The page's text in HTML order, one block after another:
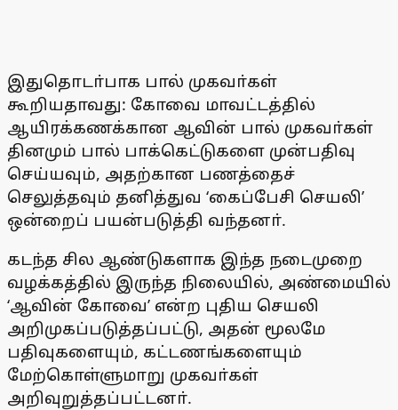
இதுதொடா்பாக பால் முகவா்கள்
கூறியதாவது: கோவை மாவட்டத்தில்
ஆயிரக்கணக்கான ஆவின் பால் முகவா்கள்
தினமும் பால் பாக்கெட்டுகளை முன்பதிவு
செய்யவும், அதற்கான பணத்தைச்
செலுத்தவும் தனித்துவ ‘கைப்பேசி செயலி’
ஒன்றைப் பயன்படுத்தி வந்தனா்.
கடந்த சில ஆண்டுகளாக இந்த நடைமுறை
வழக்கத்தில் இருந்த நிலையில், அண்மையில்
‘ஆவின் கோவை’ என்ற புதிய செயலி
அறிமுகப்படுத்தப்பட்டு, அதன் மூலமே
பதிவுகளையும், கட்டணங்களையும்
மேற்கொள்ளுமாறு முகவா்கள்
அறிவுறுத்தப்பட்டனா்.